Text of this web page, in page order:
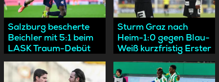
Salzburg bescherte
Beichler mit 5:1 beim
LASK Traum-Debüt
Sturm Graz nach
Heim-1:0 gegen Blau-
Weiß kurzfristig Erster